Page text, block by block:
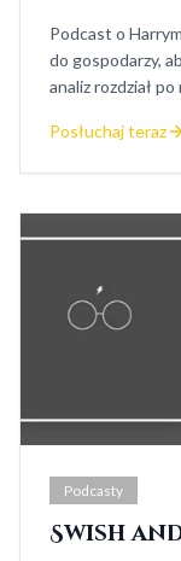
Podcast o
do gospodarzy,
analiz rozdział
Posłuchaj teraz
Podcasty
Swish